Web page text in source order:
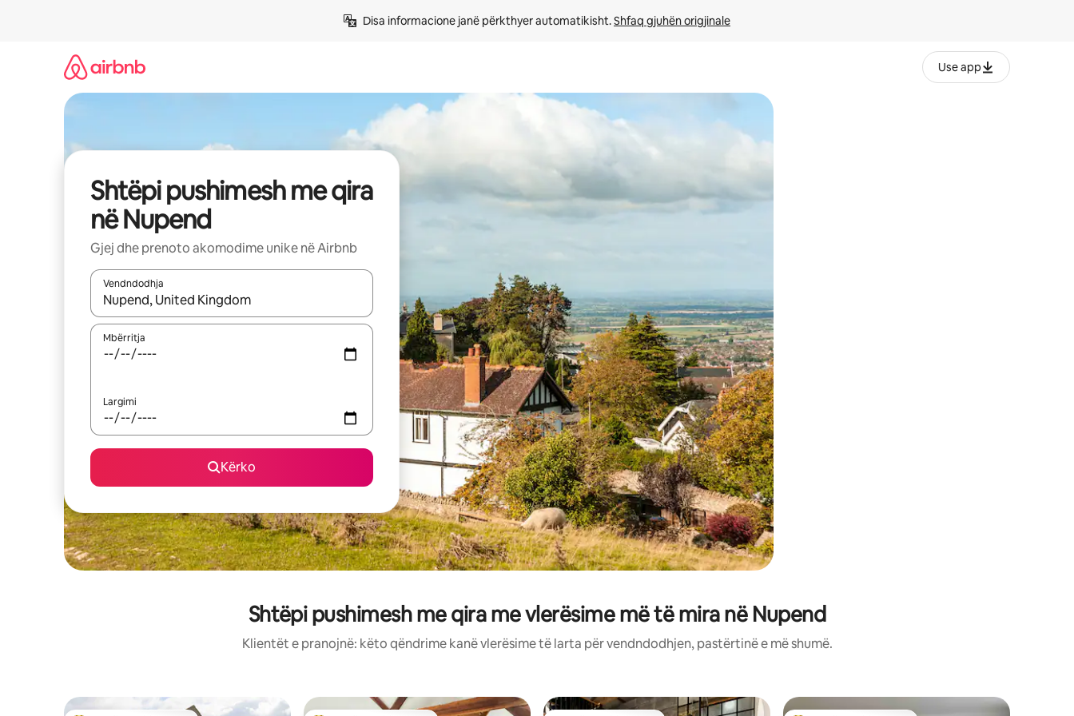
Disa informacione janë përkthyer automatikisht. Shfaq gjuhën origjinale
Use app
Shtëpi pushimesh me qira
në Nupend
Gjej dhe prenoto akomodime unike në Airbnb
Vendndodhja
Kur rezultatet të jenë të disponueshme, lëviz me butonat e shigjetave lart e poshtë ose eksploro duke prekur ose duke lëvizur ekranin.
Mbërritja
Largimi
Kërko
Shtëpi pushimesh me qira me vlerësime më të mira në Nupend
Klientët e pranojnë: këto qëndrime kanë vlerësime të larta për vendndodhjen, pastërtinë e më shumë.